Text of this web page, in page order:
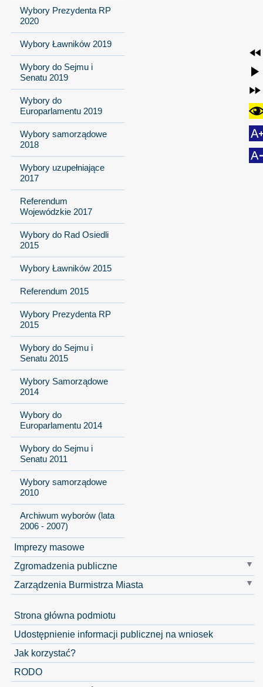
Wybory Prezydenta RP
2020
Wybory Ławników 2019
Wybory do Sejmu i
Senatu 2019
Wybory do
Europarlamentu 2019
Wybory samorządowe
2018
Wybory uzupełniające
2017
Referendum
Wojewódzkie 2017
Wybory do Rad Osiedli
2015
Wybory Ławników 2015
Referendum 2015
Wybory Prezydenta RP
2015
Wybory do Sejmu i
Senatu 2015
Wybory Samorządowe
2014
Wybory do
Europarlamentu 2014
Wybory do Sejmu i
Senatu 2011
Wybory samorządowe
2010
Archiwum wyborów (lata
2006 - 2007)
Imprezy masowe
Zgromadzenia publiczne
Zarządzenia Burmistrza Miasta
Strona główna podmiotu
Udostępnienie informacji publicznej na wniosek
Jak korzystać?
RODO